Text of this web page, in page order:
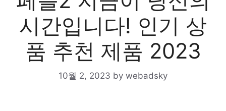
시간입니다! 인기 상
품 추천 제품 2023
10월 2, 2023 by webadsky